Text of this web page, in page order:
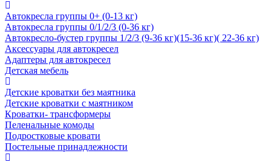
Автокресла группы 0+ (0-13 кг)
Автокресла группы 0/1/2/3 (0-36 кг)
Автокресло-бустер группы 1/2/3 (9-36 кг)(15-36 кг)( 22-36 кг)
Аксессуары для автокресел
Адаптеры для автокресел
Детская мебель
Детские кроватки без маятника
Детские кроватки с маятником
Кроватки- трансформеры
Пеленальные комоды
Подростковые кровати
Постельные принадлежности